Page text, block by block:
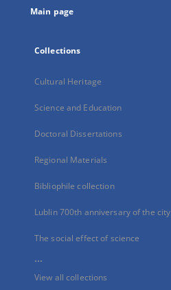
Main page
Collections
Cultural Heritage
Science and Education
Doctoral Dissertations
Regional Materials
Bibliophile collection
Lublin 700th anniversary of the city
The social effect of science
...
View all collections